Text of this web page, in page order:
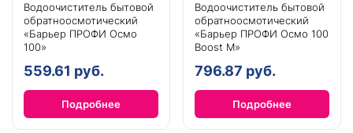
Водоочиститель бытовой
обратноосмотический
«Барьер ПРОФИ Осмо
100»
559.61 руб.
Подробнее
Водоочиститель бытовой
обратноосмотический
«Барьер ПРОФИ Осмо 100
Boost М»
796.87 руб.
Подробнее